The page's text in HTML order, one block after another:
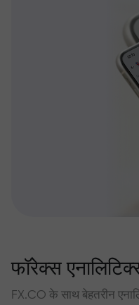
फॉरेक्स
FX.CO के साथ बेहतरीन